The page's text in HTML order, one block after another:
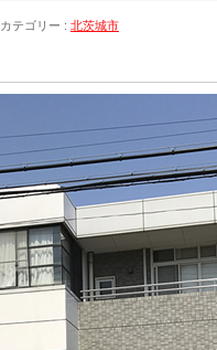
カテゴリー : 北茨城市